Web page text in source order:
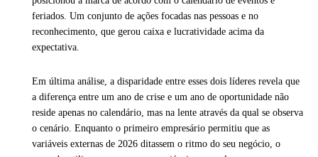
feriados. Um conjunto de ações focadas nas pessoas e no
reconhecimento, que gerou caixa e lucratividade acima da
expectativa.
Em última análise, a disparidade entre esses dois líderes revela que
a diferença entre um ano de crise e um ano de oportunidade não
reside apenas no calendário, mas na lente através da qual se observa
o cenário. Enquanto o primeiro empresário permitiu que as
variáveis externas de 2026 ditassem o ritmo do seu negócio, o